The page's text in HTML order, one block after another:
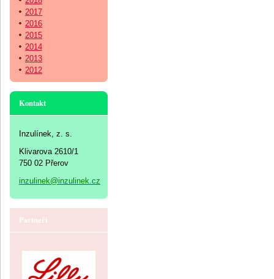
2017
2016
2015
2014
2013
2012
Kontakt
Inzulínek, z. s.
Klivarova 2610/1
750 02 Přerov
inzulinek@inzulinek.cz
Partneři